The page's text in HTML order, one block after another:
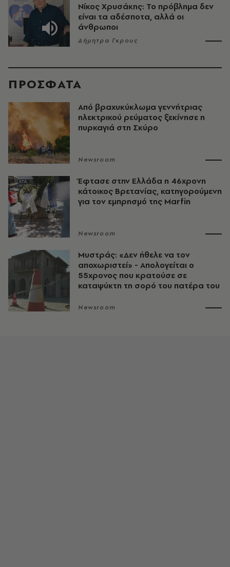
Νίκος Χρυσάκης: Το πρόβλημα δεν
είναι τα αδέσποτα, αλλά οι
άνθρωποι
Δήμητρα Γκρους
ΠΡΟΣΦΑΤΑ
Από βραχυκύκλωμα γεννήτριας
ηλεκτρικού ρεύματος ξεκίνησε η
πυρκαγιά στη Σκύρο
Newsroom
Έφτασε στην Ελλάδα η 46χρονη
κάτοικος Βρετανίας, κατηγορούμενη
για τον εμπρησμό της Marfin
Newsroom
Μυστράς: «Δεν ήθελε να τον
αποχωριστεί» - Απολογείται ο
55χρονος που κρατούσε σε
καταψύκτη τη σορό του πατέρα του
Newsroom